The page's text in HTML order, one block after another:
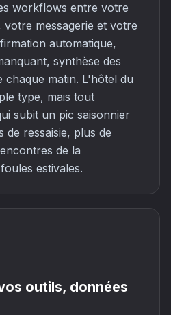
workflows entre votre
messagerie et votre
automatique,
synthèse des
chaque matin. L'hôtel du
type, mais tout
subit un pic saisonnier
ressaisie, plus de
de la
estivales.
outils, données